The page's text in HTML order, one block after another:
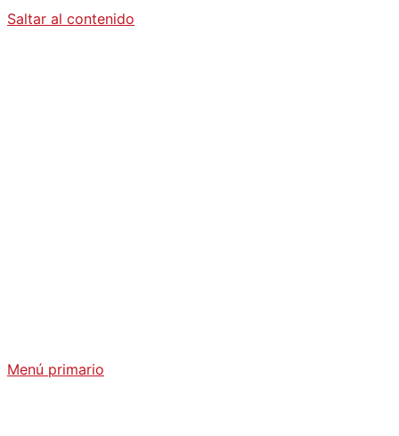
Saltar al contenido
Menú primario